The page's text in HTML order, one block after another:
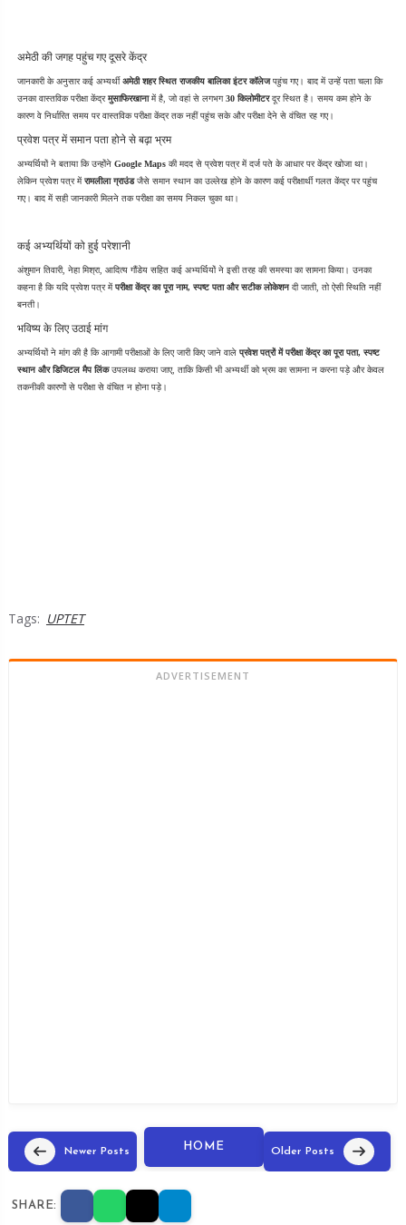
अमेठी की जगह पहुंच गए दूसरे केंद्र
जानकारी के अनुसार कई अभ्यर्थी अमेठी शहर स्थित राजकीय बालिका इंटर कॉलेज पहुंच गए। बाद में उन्हें पता चला कि
उनका वास्तविक परीक्षा केंद्र मुसाफिरखाना में है, जो वहां से लगभग 30 किलोमीटर दूर स्थित है। समय कम होने के
कारण वे निर्धारित समय पर वास्तविक परीक्षा केंद्र तक नहीं पहुंच सके और परीक्षा देने से वंचित रह गए।
प्रवेश पत्र में समान पता होने से बढ़ा भ्रम
अभ्यर्थियों ने बताया कि उन्होंने Google Maps की मदद से प्रवेश पत्र में दर्ज पते के आधार पर केंद्र खोजा था।
लेकिन प्रवेश पत्र में रामलीला ग्राउंड जैसे समान स्थान का उल्लेख होने के कारण कई परीक्षार्थी गलत केंद्र पर पहुंच
गए। बाद में सही जानकारी मिलने तक परीक्षा का समय निकल चुका था।
कई अभ्यर्थियों को हुई परेशानी
अंशुमान तिवारी, नेहा मिश्रा, आदित्य गौंडेय सहित कई अभ्यर्थियों ने इसी तरह की समस्या का सामना किया। उनका
कहना है कि यदि प्रवेश पत्र में परीक्षा केंद्र का पूरा नाम, स्पष्ट पता और सटीक लोकेशन दी जाती, तो ऐसी स्थिति नहीं
बनती।
भविष्य के लिए उठाई मांग
अभ्यर्थियों ने मांग की है कि आगामी परीक्षाओं के लिए जारी किए जाने वाले प्रवेश पत्रों में परीक्षा केंद्र का पूरा पता, स्पष्ट
स्थान और डिजिटल मैप लिंक उपलब्ध कराया जाए, ताकि किसी भी अभ्यर्थी को भ्रम का सामना न करना पड़े और केवल
तकनीकी कारणों से परीक्षा से वंचित न होना पड़े।
Tags: UPTET
ADVERTISEMENT
Newer Posts HOME Older Posts
SHARE: